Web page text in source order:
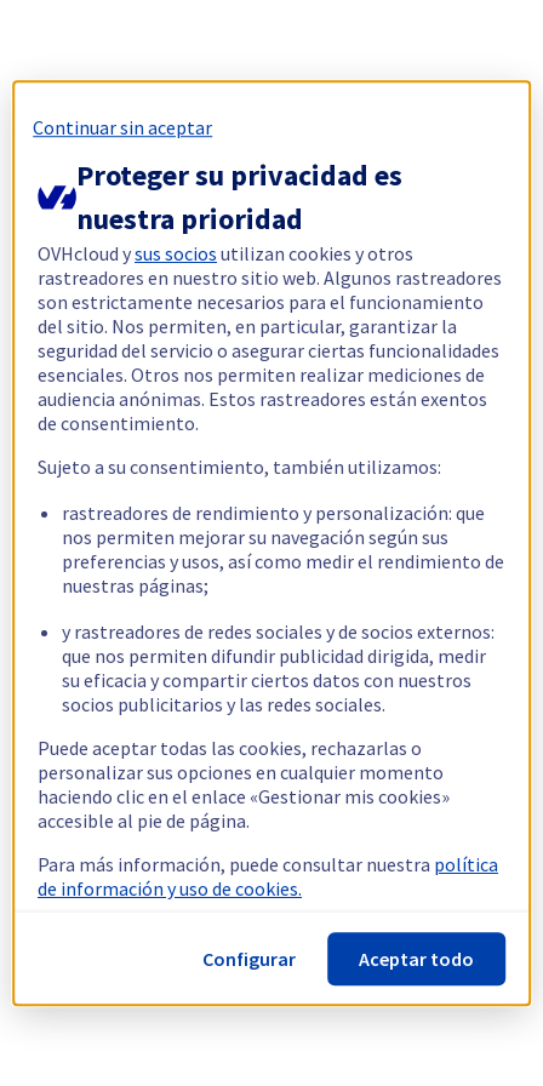
Continuar sin aceptar
Proteger su privacidad es
nuestra prioridad
OVHcloud ysus socios utilizan cookies y otros
rastreadores en nuestro sitio web. Algunos rastreadores
son estrictamente necesarios para el funcionamiento
del sitio. Nos permiten, en particular, garantizar la
seguridad del servicio o asegurar ciertas funcionalidades
esenciales. Otros nos permiten realizar mediciones de
audiencia anónimas. Estos rastreadores están exentos
de consentimiento.
Sujeto a su consentimiento, también utilizamos:
rastreadores de rendimiento y personalización: que
nos permiten mejorar su navegación según sus
preferencias y usos, así como medir el rendimiento de
nuestras páginas;
y rastreadores de redes sociales y de socios externos:
que nos permiten difundir publicidad dirigida, medir
su eficacia y compartir ciertos datos con nuestros
socios publicitarios y las redes sociales.
Puede aceptar todas las cookies, rechazarlas o
personalizar sus opciones en cualquier momento
haciendo clic en el enlace «Gestionar mis cookies»
accesible al pie de página.
Para más información, puede consultar nuestra política
de información y uso de cookies.
Configurar Aceptar todo